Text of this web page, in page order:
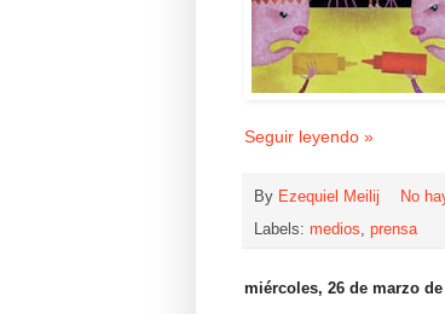
Seguir leyendo »
By Ezequiel Meilij
No
Labels: medios, prensa
miércoles, 26 de marzo de